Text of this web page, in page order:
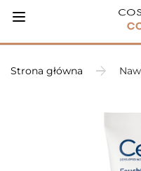
Strona główna